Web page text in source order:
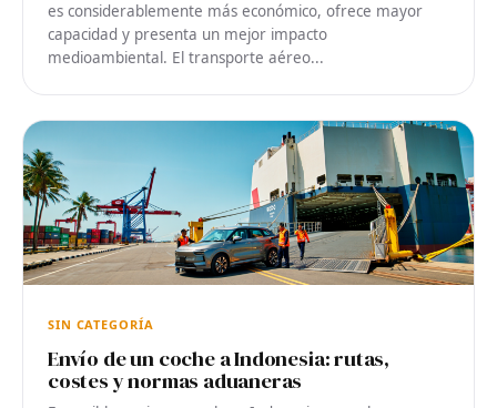
es considerablemente más económico, ofrece mayor
capacidad y presenta un mejor impacto
medioambiental. El transporte aéreo...
SIN CATEGORÍA
Envío de un coche a Indonesia: rutas,
costes y normas aduaneras